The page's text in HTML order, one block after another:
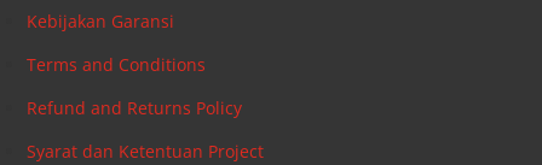
Kebijakan Garansi
Terms and Conditions
Refund and Returns Policy
Syarat dan Ketentuan Project